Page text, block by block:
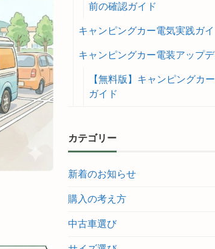
前の確認ガイド
キャンピングカー電気実践ガイ
キャンピングカー電装アップ
【無料版】キャンピングカ
ガイド
カテゴリー
新着のお知らせ
購入の考え方
中古車選び